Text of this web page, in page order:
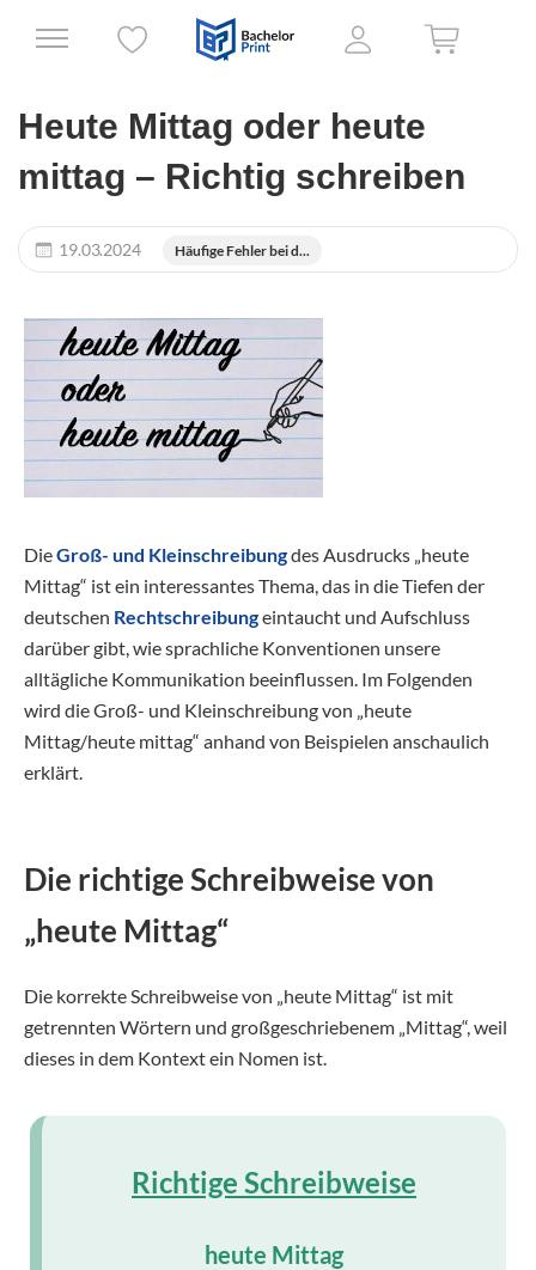
Heute Mittag oder heute
mittag – Richtig schreiben
19.03.2024 Häufige Fehler bei d...
DieGroß- und Kleinschreibungdes Ausdrucks „heute
Mittag“ ist ein interessantes Thema, das in die Tiefen der
deutschen Rechtschreibungeintaucht und Aufschluss
darüber gibt, wie sprachliche Konventionen unsere
alltägliche Kommunikation beeinflussen. Im Folgenden
wird die Groß- und Kleinschreibung von „heute
Mittag/heute mittag“ anhand von Beispielen anschaulich
erklärt.
Die richtige Schreibweise von
„heute Mittag“
Die korrekte Schreibweise von „heute Mittag“ ist mit
getrennten Wörtern und großgeschriebenem „Mittag“, weil
dieses in dem Kontext ein Nomen ist.
Richtige Schreibweise
heute Mittag